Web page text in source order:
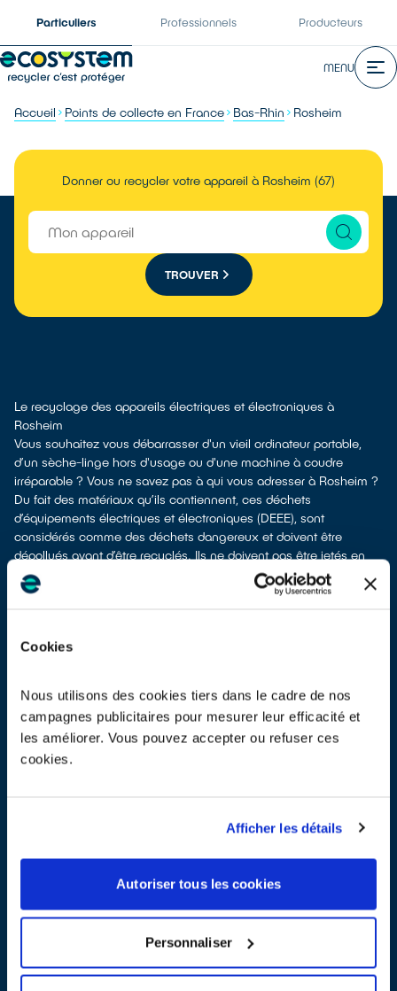
Cookies
Nous utilisons des cookies tiers dans le cadre de nos
campagnes publicitaires pour mesurer leur efficacité et
les améliorer. Vous pouvez accepter ou refuser ces
cookies.
Afficher les détails
Autoriser tous les cookies
Personnaliser
Particuliers Professionnels Producteurs
MENU
Accueil Points de collecte en France Bas-Rhin Rosheim
Donner ou recycler votre appareil à Rosheim (67)
TROUVER
Le recyclage des appareils électriques et électroniques à
Rosheim
Vous souhaitez vous débarrasser d'un vieil ordinateur portable,
d’un sèche-linge hors d'usage ou d'une machine à coudre
irréparable ? Vous ne savez pas à qui vous adresser à Rosheim ?
Du fait des matériaux qu’ils contiennent, ces déchets
d’équipements électriques et électroniques (DEEE), sont
considérés comme des déchets dangereux et doivent être
dépollués avant d’être recyclés. Ils ne doivent pas être jetés en
mélange avec d’autres types de déchets tels que les emballages
ménagers ou les déchets non recyclables ! Cela rendrait
vos vieux appareils électriques.
fonctionnel ou réparable
les apporter en déchetterie
les fairereprendre à la livraisond’un appareil électrique neuf de
remplacement
remettent ensuite les appareils collectés afin que nous
ressources naturelles
La fabrication d’appareils électriques neufs est génératrice de
donner son appareil permet d’éviter la production de produits
neufs tout en soutenant l'économie sociale et solidaire
le recyclage permet d'éviter l'extraction de matières premières